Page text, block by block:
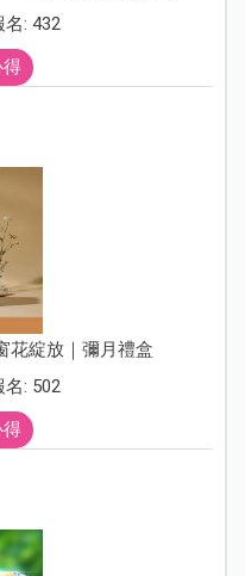
名: 432
花綻放｜彌月禮盒
名: 502
得